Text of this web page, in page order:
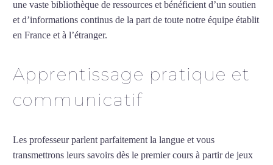
une vaste bibliothèque de ressources et bénéficient d’un soutien
et d’informations continus de la part de toute notre équipe établit
en France et à l’étranger.
Apprentissage pratique et
communicatif
Les professeur parlent parfaitement la langue et vous
transmettrons leurs savoirs dès le premier cours à partir de jeux